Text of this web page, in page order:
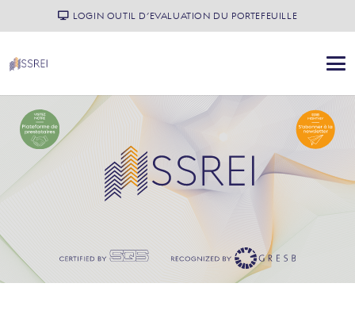
LOGIN OUTIL D’EVALUATION DU PORTEFEUILLE